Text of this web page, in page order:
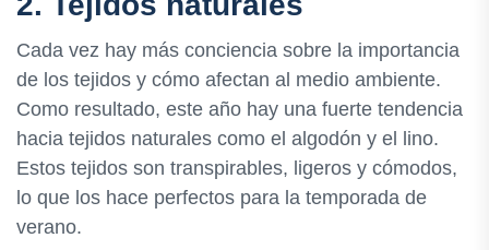
Cada vez hay más conciencia sobre la importancia
de los tejidos y cómo afectan al medio ambiente.
Como resultado, este año hay una fuerte tendencia
hacia tejidos naturales como el algodón y el lino.
Estos tejidos son transpirables, ligeros y cómodos,
lo que los hace perfectos para la temporada de
verano.